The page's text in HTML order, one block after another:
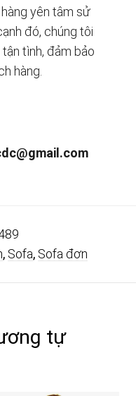
yên tâm sử
đó, chúng tôi
tình, đảm bảo
hàng.
, Sofa, Sofa đơn
tự